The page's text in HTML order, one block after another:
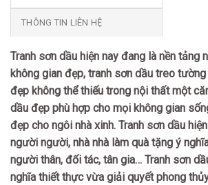
THÔNG TIN LIÊN HỆ
Tranh sơn dầu hiện nay đang là nền tảng
không gian đẹp, tranh sơn dầu treo
đẹp không thể thiếu trong nội thất một
dầu đẹp phù hợp cho mọi không gian
đẹp cho ngôi nhà xinh. Tranh sơn dầu
người người, nhà nhà làm quà tặng ý
người thân, đối tác, tân gia… Tranh sơn
nghĩa thiết thực vừa giải quyết phong